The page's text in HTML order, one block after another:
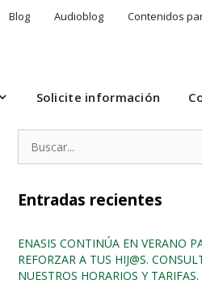
Blog Audioblog Contenidos
Solicite información
Entradas recientes
ENASIS CONTINÚA EN VERANO
REFORZAR A TUS HIJ@S.
NUESTROS HORARIOS Y TARIFAS.